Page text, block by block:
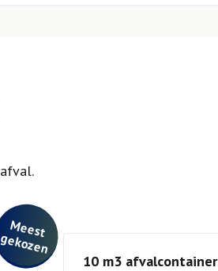
M
e
e
st
g
e
ko
ze
n
10 m3 afvalcontainer